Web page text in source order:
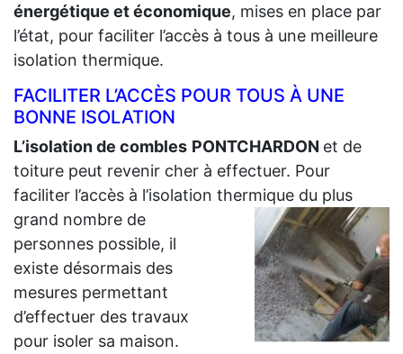
énergétique et économique, mises en place par
l’état, pour faciliter l’accès à tous à une meilleure
isolation thermique.
FACILITER L’ACCÈS POUR TOUS À UNE
BONNE ISOLATION
L’isolation de combles PONTCHARDON et de
toiture peut revenir cher à effectuer. Pour
faciliter l’accès à l’isolation thermique du plus
grand nombre de
personnes possible, il
existe désormais des
mesures permettant
d’effectuer des travaux
pour isoler sa maison.